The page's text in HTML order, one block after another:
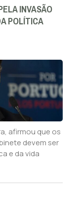
INVASÃO
POLÍTICA
afirmou que os
devem ser
e da vida